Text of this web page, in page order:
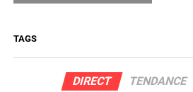
TAGS
DIRECT TENDANCE